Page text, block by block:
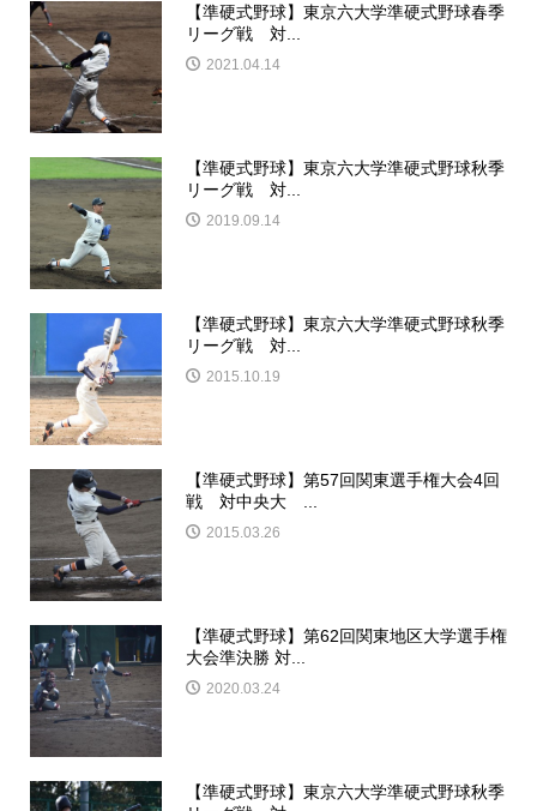
【準硬式野球】東京六大学準硬式野球春季
リーグ戦 対...
2021.04.14
【準硬式野球】東京六大学準硬式野球秋季
リーグ戦 対...
2019.09.14
【準硬式野球】東京六大学準硬式野球秋季
リーグ戦 対...
2015.10.19
【準硬式野球】第57回関東選手権大会4回
戦 対中央大 ...
2015.03.26
【準硬式野球】第62回関東地区大学選手権
大会準決勝 対...
2020.03.24
【準硬式野球】東京六大学準硬式野球秋季